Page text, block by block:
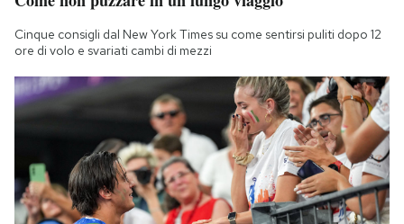
Cinque consigli dal New York Times su come sentirsi puliti dopo 12
ore di volo e svariati cambi di mezzi